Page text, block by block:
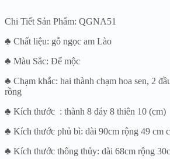
Chi Tiết Sản Phẩm: QGNA51
♣ Chất liệu: gỗ ngọc am Lào
♣ Màu Sắc: Để mộc
♣ Chạm khắc: hai thành chạm hoa sen, 2
rồng
♣ Kích thước : thành 8 đáy 8 thiên 10 (cm)
♣ Kích thước phủ bì: dài 90cm rộng 49 cm
♣ Kích thước thông thủy: dài 68cm rộng